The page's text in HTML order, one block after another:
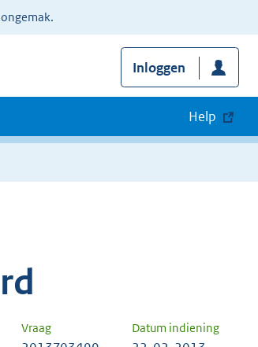
Inloggen
Help
Vraag Datum indiening